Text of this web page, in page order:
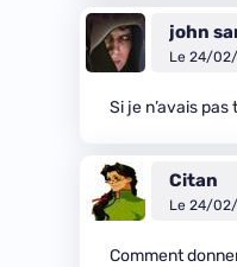
john
Le 24/
Si je n’avais
Citan
Le 24/02/
Comment